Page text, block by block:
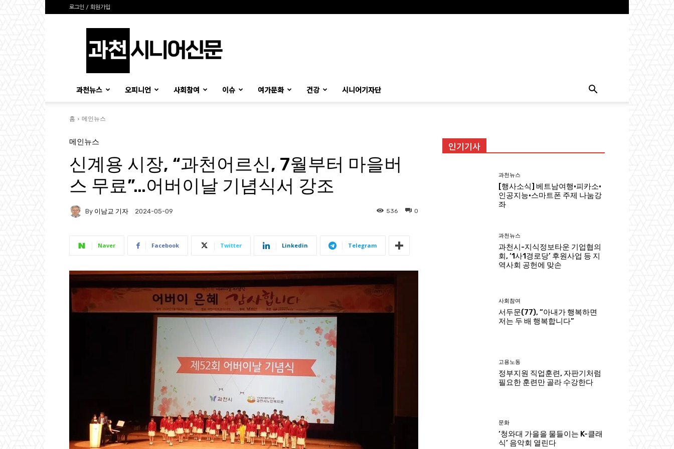
로그인 / 회원가입
시
과천뉴스 오피니언 사회참여 이슈 여가문화 건강 시니어기자단
홈 메인뉴스
메인뉴스
신계용 시장, “과천어르신, 7월부터 마을버
스 무료”…어버이날 기념식서 강조
By 이남교 기자 2024-05-09 0
536
Naver Facebook Twitter Linkedin Telegram
인기기사
과천뉴스
[행사소식] 베트남여행·피카소·
인공지능·스마트폰 주제 나눔강
좌
과천뉴스
과천시-지식정보타운 기업협의
회, ‘1사1경로당’ 후원사업 등 지
역사회 공헌에 맞손
사회참여
서두문(77), “아내가 행복하면
저는 두 배 행복합니다”
고용노동
정부지원 직업훈련, 자판기처럼
필요한 훈련만 골라 수강한다
문화
‘청와대 가을을 물들이는 K-클래
식’ 음악회 열린다